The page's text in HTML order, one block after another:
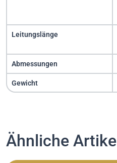
Leitungslänge
Abmessungen
Gewicht
Ähnliche Artikel